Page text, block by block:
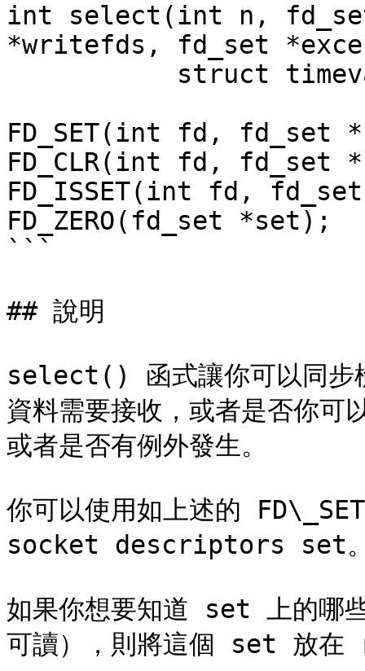
int select(int n,
*writefds, fd_set
FD_SET(int fd, fd_set
FD_CLR(int fd, fd_set
FD_ISSET(int fd,
FD_ZERO(fd_set *set);
```
## 說明
select() 函式讓你可以同步
資料需要接收，或者是否你
或者是否有例外發生。
你可以使用如上述的
socket descriptors set
如果你想要知道 set 上的哪
可讀），則將這個 set 放